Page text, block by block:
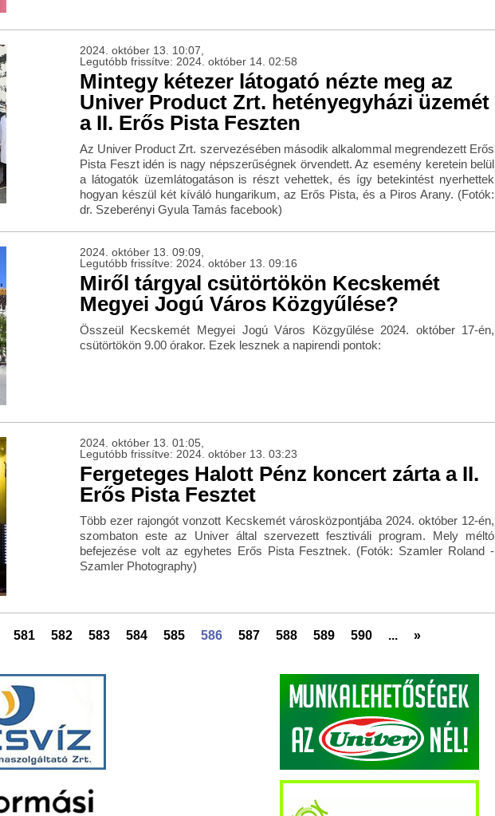
2024. október 13. 10:07,
Legutóbb frissítve: 2024. október 14. 02:58
Mintegy kétezer látogató nézte meg az
Univer Product Zrt. hetényegyházi üzemét
a II. Erős Pista Feszten
Az Univer Product Zrt. szervezésében második alkalommal megrendezett Erős
Pista Feszt idén is nagy népszerűségnek örvendett. Az esemény keretein belül
a látogatók üzemlátogatáson is részt vehettek, és így betekintést nyerhettek
hogyan készül két kíváló hungarikum, az Erős Pista, és a Piros Arany. (Fotók:
dr. Szeberényi Gyula Tamás facebook)
2024. október 13. 09:09,
Legutóbb frissítve: 2024. október 13. 09:16
Miről tárgyal csütörtökön Kecskemét
Megyei Jogú Város Közgyűlése?
Összeül Kecskemét Megyei Jogú Város Közgyűlése 2024. október 17-én,
csütörtökön 9.00 órakor. Ezek lesznek a napirendi pontok:
2024. október 13. 01:05,
Legutóbb frissítve: 2024. október 13. 03:23
Fergeteges Halott Pénz koncert zárta a II.
Erős Pista Fesztet
Több ezer rajongót vonzott Kecskemét városközpontjába 2024. október 12-én,
szombaton este az Univer által szervezett fesztiváli program. Mely méltó
befejezése volt az egyhetes Erős Pista Fesztnek. (Fotók: Szamler Roland -
Szamler Photography)
581 582 583 584 585 586 587 588 589 590 ... »